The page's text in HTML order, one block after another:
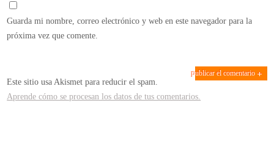
Guarda mi nombre, correo electrónico y web en este navegador para la
próxima vez que comente.
Este sitio usa Akismet para reducir el spam.
Aprende cómo se procesan los datos de tus comentarios.